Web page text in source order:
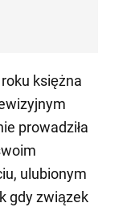
księżna
prowadziła
ulubionym
gdy związek